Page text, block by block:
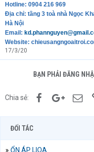
Hotline: 0904 216 969
Địa chỉ: tầng 3 toà nhà Ngọc
Hà Nội
Email:
Website:
17/3/20
BẠN PHẢI ĐĂNG
Chia sẻ: FacebookGoogle+
ĐỐI TÁC
» ỔN ÁP LIOA